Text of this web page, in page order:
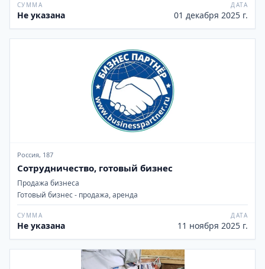
СУММА
Не указана
ДАТА
01 декабря 2025 г.
Россия, 187
Сотрудничество, готовый бизнес
Продажа бизнеса
Готовый бизнес - продажа, аренда
СУММА
Не указана
ДАТА
11 ноября 2025 г.